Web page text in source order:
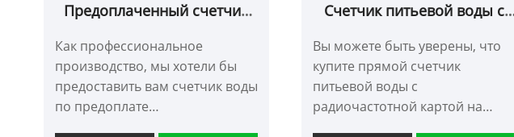
Предоплаченный счетчик
Как профессиональное
производство, мы хотели бы
предоставить вам счетчик воды
по предоплате
Счетчик питьевой воды с
Вы можете быть уверены, что
купите прямой счетчик
питьевой воды с
радиочастотной картой на